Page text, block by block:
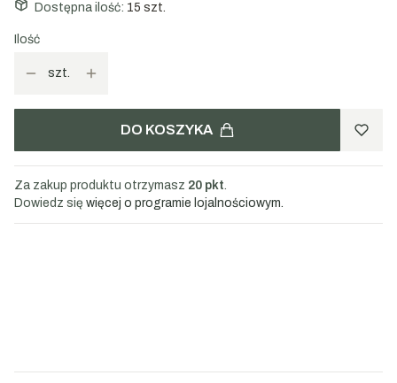
Dostępna ilość: 15 szt.
Ilość
szt.
DO KOSZYKA
Za zakup produktu otrzymasz 20 pkt.
Dowiedz się więcej o programie lojalnościowym.